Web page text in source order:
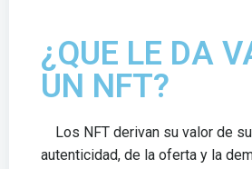
¿QUE LE DA
UN NFT?
Los NFT derivan su valor de
autenticidad, de la oferta y la